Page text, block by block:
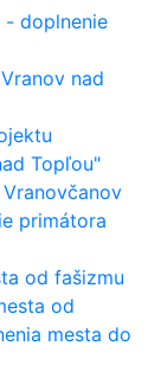
- doplnenie
nad
Topľou"
primátora
od fašizmu
od
mesta do